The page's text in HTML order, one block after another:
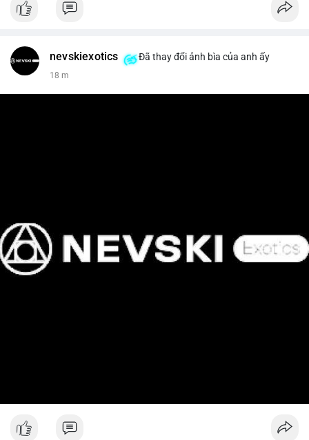
nevskiexotics Đã thay đổi ảnh bìa của anh ấy
19 m